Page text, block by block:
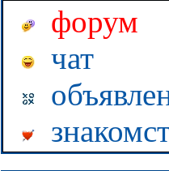
форум
чат